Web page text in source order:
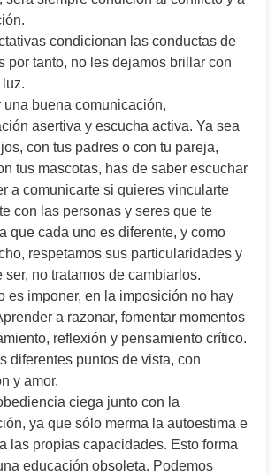
condicionan las conductas de
por tanto, no les dejamos brillar con
una buena comunicación,
asertiva y escucha activa. Ya sea
con tus padres o con tu pareja,
tus mascotas, has de saber escuchar
a comunicarte si quieres vincularte
con las personas y seres que te
que cada uno es diferente, y como
respetamos sus particularidades y
ser, no tratamos de cambiarlos.
es imponer, en la imposición no hay
a razonar, fomentar momentos
reflexión y pensamiento crítico.
diferentes puntos de vista, con
y amor.
ciega junto con la
ya que sólo merma la autoestima e
las propias capacidades. Esto forma
educación obsoleta. Podemos